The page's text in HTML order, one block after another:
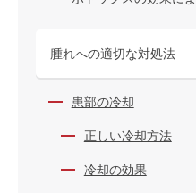
腫れへの適切な対処法
患部の冷却
正しい冷却方法
冷却の効果